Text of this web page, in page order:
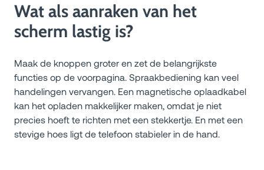
Wat als aanraken van het
scherm lastig is?
Maak de knoppen groter en zet de belangrijkste
functies op de voorpagina. Spraakbediening kan veel
handelingen vervangen. Een magnetische oplaadkabel
kan het opladen makkelijker maken, omdat je niet
precies hoeft te richten met een stekkertje. En met een
stevige hoes ligt de telefoon stabieler in de hand.